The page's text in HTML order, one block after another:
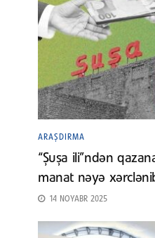
ARAŞDIRMA
“Şuşa ili”ndən
manat nəyə
14 NOYABR 2025